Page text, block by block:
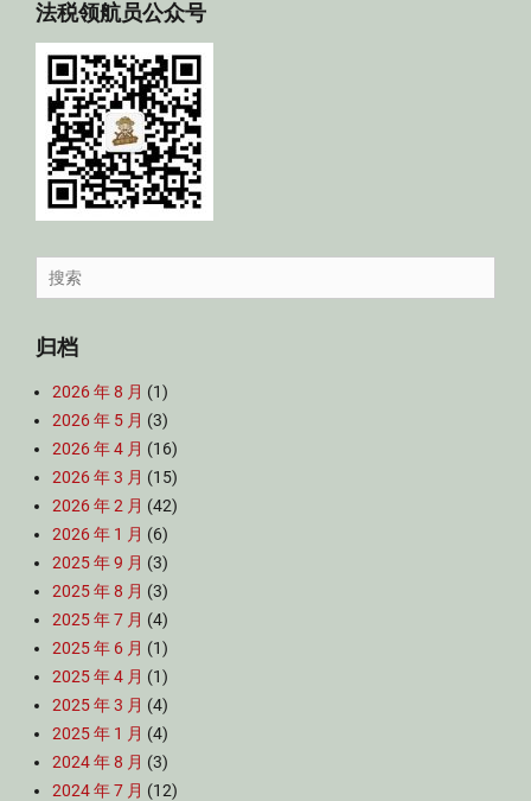
法税领航员公众号
Search
for:
归档
2026 年 8 月 (1)
2026 年 5 月 (3)
2026 年 4 月 (16)
2026 年 3 月 (15)
2026 年 2 月 (42)
2026 年 1 月 (6)
2025 年 9 月 (3)
2025 年 8 月 (3)
2025 年 7 月 (4)
2025 年 6 月 (1)
2025 年 4 月 (1)
2025 年 3 月 (4)
2025 年 1 月 (4)
2024 年 8 月 (3)
2024 年 7 月 (12)